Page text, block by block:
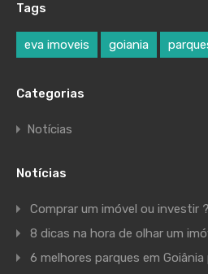
Tags
eva imoveis goiania
Categorias
Notícias
Notícias
Comprar um imóvel ou investir ?
8 dicas na hora de olhar um
6 melhores parques em